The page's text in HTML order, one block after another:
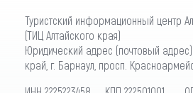
Туристский информационный центр
(ТИЦ Алтайского края)
Юридический адрес (почтовый
край, г. Барнаул, просп.